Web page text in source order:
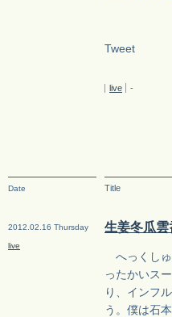
Tweet
live -
Date Title
2012.02.16 Thursday
live
生姜冬瓜
へっくしゅ
ったかいス
り、インフ
う。僕は石